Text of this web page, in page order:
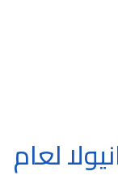
لعام